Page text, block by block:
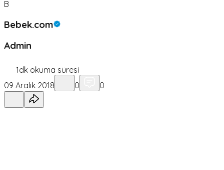
B
Bebek.com
Admin
1dk okuma süresi
09 Aralık 2018
0 0